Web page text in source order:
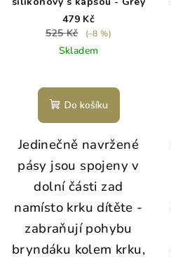
479 Kč
525 Kč
(–8 %)
Skladem
Do košíku
Jedinečně navržené
pásy jsou spojeny v
dolní části zad
namísto krku dítěte -
zabraňují pohybu
bryndáku kolem krku,